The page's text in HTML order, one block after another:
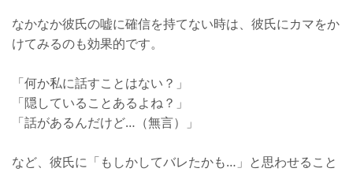
なかなか彼氏の嘘に確信を持てない時は、彼氏にカマをか
けてみるのも効果的です。
「何か私に話すことはない？」
「隠していることあるよね？」
「話があるんだけど…（無言）」
など、彼氏に「もしかしてバレたかも…」と思わせること